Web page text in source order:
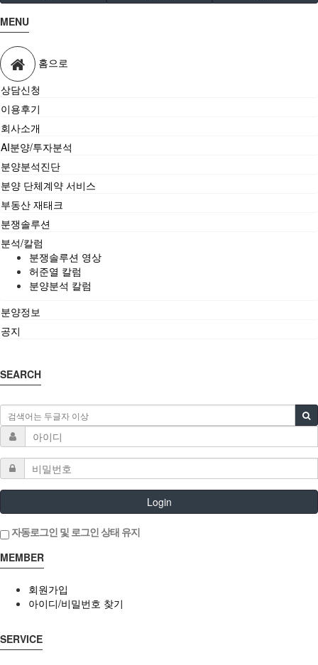
MENU
홈으로
상담신청
이용후기
회사소개
AI분양/투자분석
분양분석진단
분양 단체계약 서비스
부동산 재태크
분쟁솔루션
분석/칼럼
분쟁솔루션 영상
허준열 칼럼
분양분석 칼럼
분양정보
공지
SEARCH
Login
자동로그인 및 로그인 상태 유지
MEMBER
회원가입
아이디/비밀번호 찾기
SERVICE